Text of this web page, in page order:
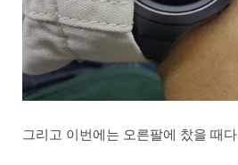
그리고 이번에는 오른팔에 찼을 때